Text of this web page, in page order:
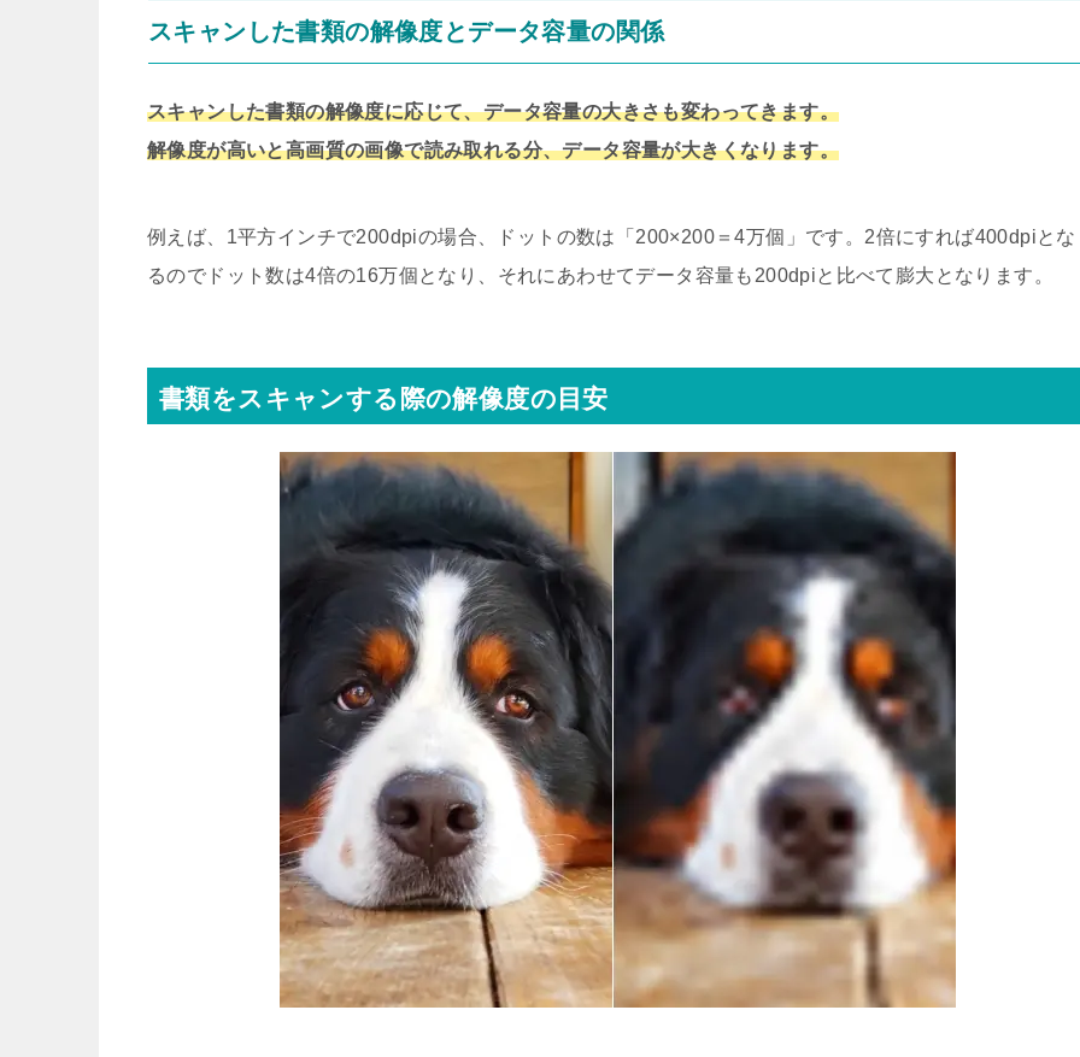
スキャンした書類の解像度とデータ容量の関係
スキャンした書類の解像度に応じて、データ容量の大きさも変わってきます。
解像度が高いと高画質の画像で読み取れる分、データ容量が大きくなります。
例えば、1平方インチで200dpiの場合、ドットの数は「200×200＝4万個」です。2倍にすれば400dpiとな
るのでドット数は4倍の16万個となり、それにあわせてデータ容量も200dpiと比べて膨大となります。
書類をスキャンする際の解像度の目安